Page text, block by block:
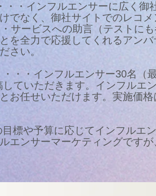
・・・インフルエンサーに広く
でなく、御社サイトでのレコ
サービスへの助言（テストに
を全力で応援してくれるアンバ
さい。
・・・インフルエンサー30名（
ていただきます。インフルエ
お任せいただけます。実施価
目標や予算に応じてインフルエ
エンサーマーケティングですが